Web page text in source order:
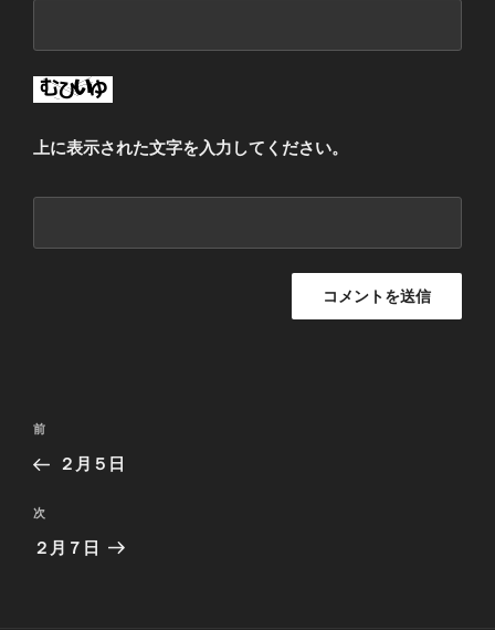
上に表示された文字を入力してください。
投
ナ
ビ
ゲ
過
去
投
前
２月５日
次
の
次
２月７日